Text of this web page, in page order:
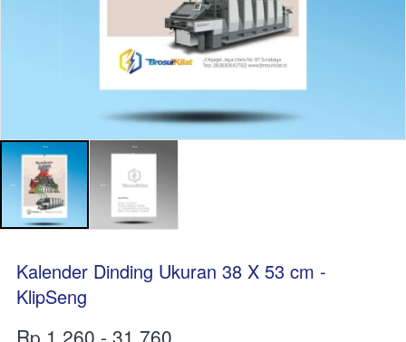
Kalender Dinding Ukuran 38 X 53 cm -
KlipSeng
Rp 1.260 - 31,760